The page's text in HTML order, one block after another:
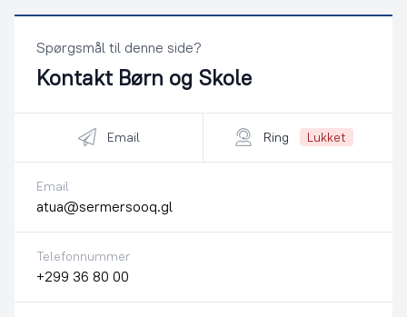
Spørgsmål til denne side?
Kontakt Børn og Skole
Email Ring Lukket
Email
atua@sermersooq.gl
Telefonnummer
+299 36 80 00